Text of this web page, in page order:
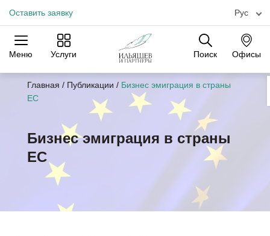
Оставить заявку Рус
Меню Услуги Поиск Офисы
Практики Отрасли
Офисы
Главная / Публикации / Бизнес эмиграция в страны
ЕС
Бизнес эмиграция в страны
ЕС